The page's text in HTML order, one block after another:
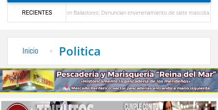
RECIENTES
Alerta en Bailadores: Denuncian envenenamiento de siete mascotas en El Rincón de La
Inicio Politica